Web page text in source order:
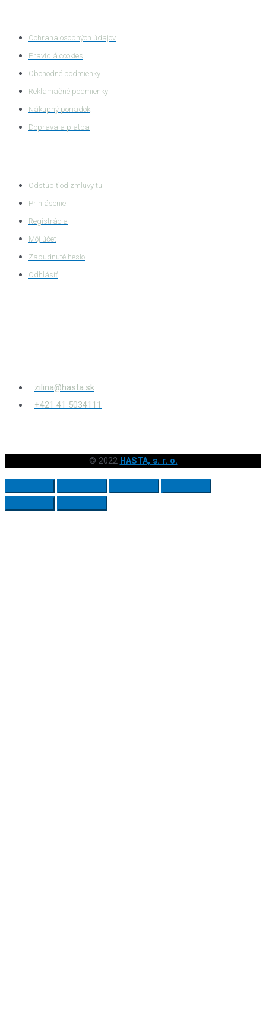
Ochrana osobných údajov
Pravidlá cookies
Obchodné podmienky
Reklamačné podmienky
Nákupný poriadok
Doprava a platba
Odstúpiť od zmluvy tu
Prihlásenie
Registrácia
Môj účet
Zabudnuté heslo
Odhlásiť
zilina@hasta.sk
+421 41 5034111
© 2022 HASTA, s. r. o.